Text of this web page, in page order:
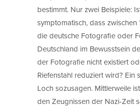
bestimmt. Nur zwei Beispiele:
symptomatisch, dass zwischen
die deutsche Fotografie oder
Deutschland im Bewusstsein
der Fotografie nicht existiert
Riefenstahl reduziert wird? Ein
Loch sozusagen. Mittlerweile
den Zeugnissen der Nazi-Zeit